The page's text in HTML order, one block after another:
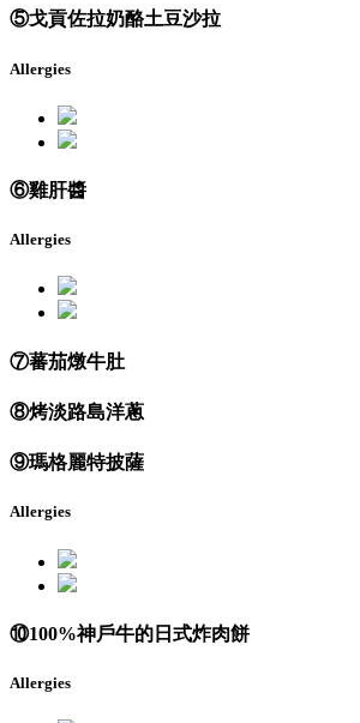
⑤戈貢佐拉奶酪土豆沙拉
Allergies
⑥雞肝醬
Allergies
⑦蕃茄燉牛肚
⑧烤淡路島洋蔥
⑨瑪格麗特披薩
Allergies
⑩100%神戶牛的日式炸肉餅
Allergies